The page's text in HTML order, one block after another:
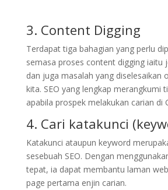
3. Content Digging
Terdapat tiga bahagian yang perlu
semasa proses content digging iaitu
dan juga masalah yang diselesaikan
kita. SEO yang lengkap merangkumi
apabila prospek melakukan carian di
4. Cari katakunci
Katakunci ataupun keyword
sesebuah SEO. Dengan
tepat, ia dapat membantu laman
page pertama enjin carian.